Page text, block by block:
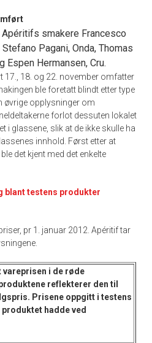
smakere Francesco
Pagani, Onda, Thomas
Espen Hermansen, Cru.
17., 18. og 22. november omfatter
ble foretatt blindt etter type
øvrige opplysninger om
forlot dessuten lokalet
i glassene, slik at de ikke skulle ha
innhold. Først etter at
det kjent med det enkelte
blant testens produkter
pr 1. januar 2012. Apéritif tar
vareprisen i de røde
reflekterer den til
Prisene oppgitt i testens
hadde ved